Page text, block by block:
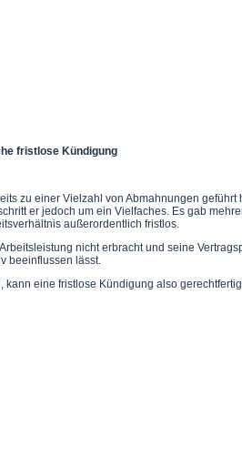
fristlose Kündigung
zu einer Vielzahl von Abmahnungen
er jedoch um ein Vielfaches. Es gab
außerordentlich fristlos.
nicht erbracht und seine
beeinflussen lässt.
eine fristlose Kündigung also